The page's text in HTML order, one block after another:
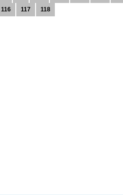
116 117 118